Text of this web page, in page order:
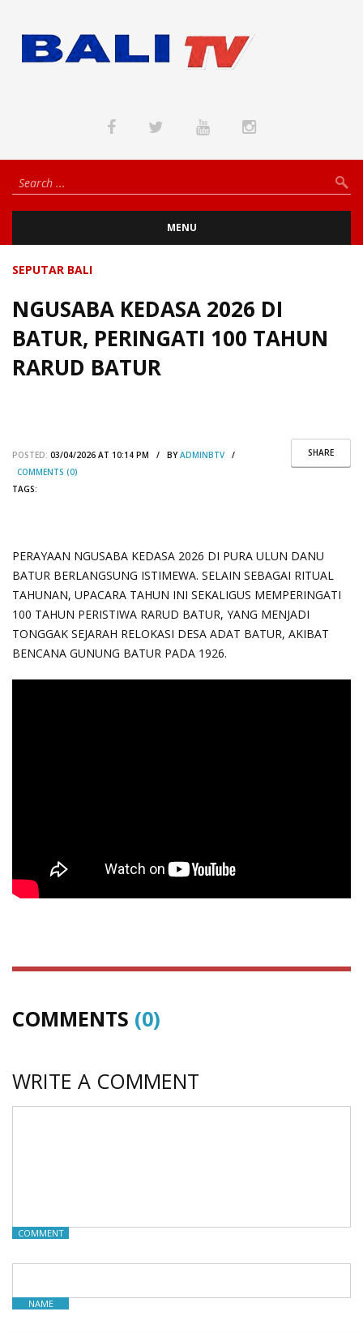
MENU
SEPUTAR BALI
NGUSABA KEDASA 2026 DI
BATUR, PERINGATI 100 TAHUN
RARUD BATUR
SHARE
POSTED: 03/04/2026 AT 10:14 PM / BYADMINBTV /
COMMENTS (0)
TAGS:
PERAYAAN NGUSABA KEDASA 2026 DI PURA ULUN DANU
BATUR BERLANGSUNG ISTIMEWA. SELAIN SEBAGAI RITUAL
TAHUNAN, UPACARA TAHUN INI SEKALIGUS MEMPERINGATI
100 TAHUN PERISTIWA RARUD BATUR, YANG MENJADI
TONGGAK SEJARAH RELOKASI DESA ADAT BATUR, AKIBAT
BENCANA GUNUNG BATUR PADA 1926.
COMMENTS (0)
WRITE A COMMENT
COMMENT
NAME